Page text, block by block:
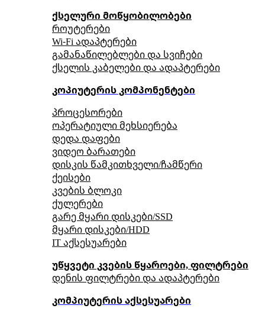
ქსელური მოწყობილობები
როუტერები
Wi-Fi ადაპტერები
გამანაწილებლები და სვიჩები
ქსელის კაბელები და ადაპტერები
კოპიუტერის კომპონენტები
პროცესორები
ოპერატიული მეხსიერება
დედა დაფები
ვიდეო ბარათები
დისკის წამკითხველი/ჩამწერი
ქეისები
კვების ბლოკი
ქულერები
გარე მყარი დისკები/SSD
მყარი დისკები/HDD
IT აქსესუარები
უწყვეტი კვების წყაროები, ფილტრები
დენის ფილტრები და ადაპტერები
კომპიუტერის აქსესუარები